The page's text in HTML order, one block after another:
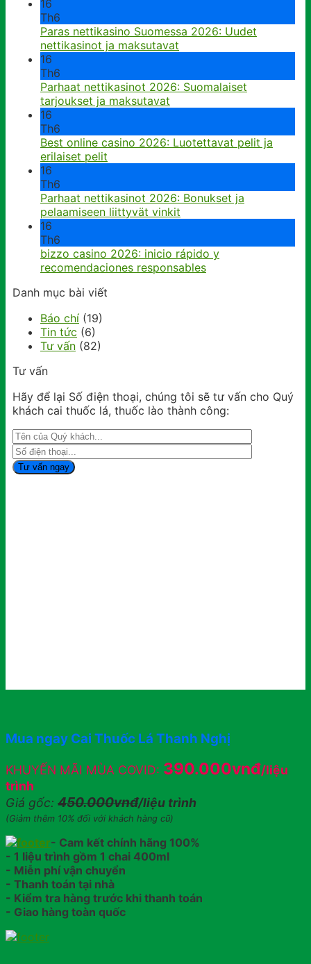
16
Th6
Paras nettikasino Suomessa 2026: Uudet
nettikasinot ja maksutavat
16
Th6
Parhaat nettikasinot 2026: Suomalaiset
tarjoukset ja maksutavat
16
Th6
Best online casino 2026: Luotettavat pelit ja
erilaiset pelit
16
Th6
Parhaat nettikasinot 2026: Bonukset ja
pelaamiseen liittyvät vinkit
16
Th6
bizzo casino 2026: inicio rápido y
recomendaciones responsables
Danh mục bài viết
Báo chí (19)
Tin tức (6)
Tư vấn (82)
Tư vấn
Hãy để lại Số điện thoại, chúng tôi sẽ tư vấn cho Quý
khách cai thuốc lá, thuốc lào thành công:
Mua ngay Cai Thuốc Lá Thanh Nghị
KHUYẾN MÃI MÙA COVID: 390.000vnđ/liệu
trình
Giá gốc: 450.000vnđ/liệu trình
(Giảm thêm 10% đối với khách hàng cũ)
- Cam kết chính hãng 100%
- 1 liệu trình gồm 1 chai 400ml
- Miễn phí vận chuyển
- Thanh toán tại nhà
- Kiểm tra hàng trước khi thanh toán
- Giao hàng toàn quốc